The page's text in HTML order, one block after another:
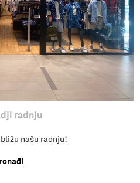
radnju
našu radnju!